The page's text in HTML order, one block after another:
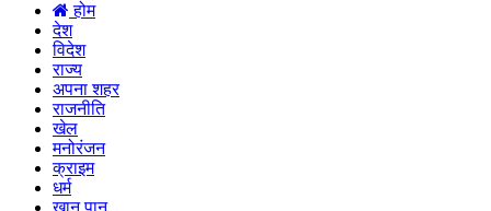
होम
देश
विदेश
राज्य
अपना शहर
राजनीति
खेल
मनोरंजन
क्राइम
धर्म
खान पान